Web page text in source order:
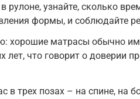
рулоне, узнайте, сколько
формы, и соблюдайте
хорошие матрасы обычно
лет, что говорит о доверии
в трех позах – на спине, на